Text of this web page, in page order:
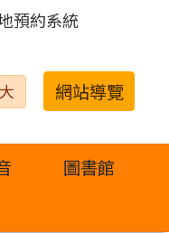
預約系統
大 網站導覽
圖書館